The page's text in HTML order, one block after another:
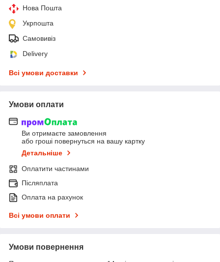
Нова Пошта
Укрпошта
Самовивіз
Delivery
Всі умови доставки
Умови оплати
Ви отримаєте замовлення
або гроші повернуться на вашу картку
Детальніше
Оплатити частинами
Післяплата
Оплата на рахунок
Всі умови оплати
Умови повернення